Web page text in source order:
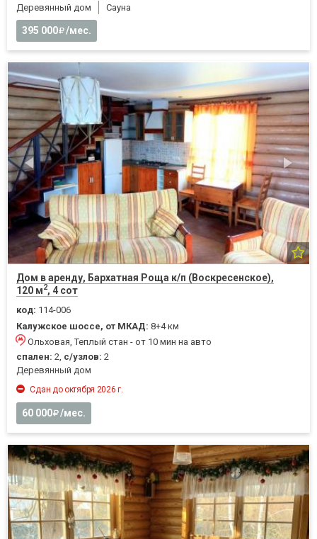
Деревянный дом
Cауна
395 000 /мес.
Дом в аренду, Бархатная Роща к/п (Воскресенское),
120 м2, 4 сот
код: 114-006
Калужское шоссе, от МКАД: 8+4 км
Ольховая, Теплый стан - от 10 мин на авто
спален: 2, с/узлов: 2
Деревянный дом
Сдан до октября 2026 г.
60 000 /мес.